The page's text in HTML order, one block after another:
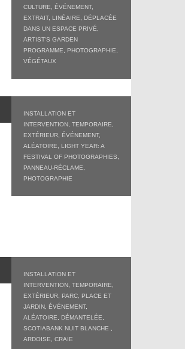
CULTURE
ÉVÉNEMENT,
EXTRAIT, LINÉAIRE
DÉPLACÉE
DANS UN ESPACE PRIVÉ
ARTIST'S GARDEN
PROGRAMME
PHOTOGRAPHIE
VÉGÉTAUX
INSTALLATION ET
INTERVENTION TEMPORAIRE
EXTÉRIEUR
ÉVÉNEMENT,
ALÉATOIRE
LIGHT YEAR: A
FESTIVAL OF PHOTOGRAPHIES
PANNEAU-RÉCLAME
PHOTOGRAPHIE
INSTALLATION ET
INTERVENTION TEMPORAIRE
EXTÉRIEUR
PARC, PLACE ET
JARDIN
ÉVÉNEMENT,
ALÉATOIRE
DÉMANTELÉE
SCOTIABANK NUIT BLANCHE
ARDOISE
CRAIE